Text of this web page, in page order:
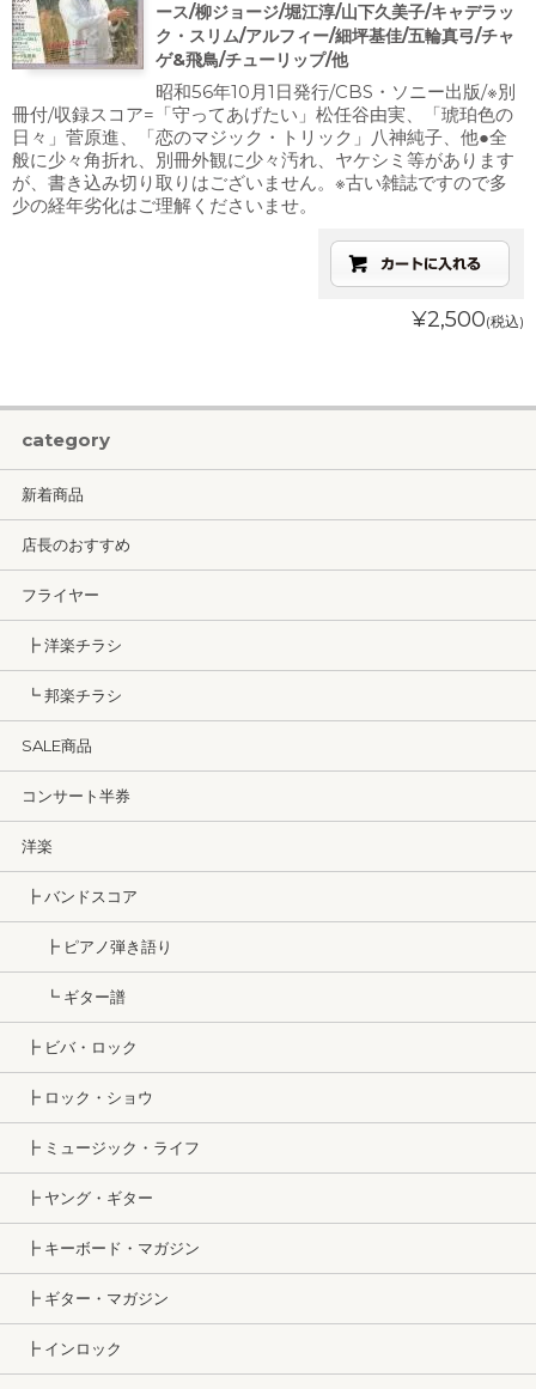
ース/柳ジョージ/堀江淳/山下久美子/キャデラッ
ク・スリム/アルフィー/細坪基佳/五輪真弓/チャ
ゲ&飛鳥/チューリップ/他
昭和56年10月1日発行/CBS・ソニー出版/※別
冊付/収録スコア=「守ってあげたい」松任谷由実、「琥珀色の
日々」菅原進、「恋のマジック・トリック」八神純子、他●全
般に少々角折れ、別冊外観に少々汚れ、ヤケシミ等があります
が、書き込み切り取りはございません。※古い雑誌ですので多
少の経年劣化はご理解くださいませ。
¥2,500(税込)
category
新着商品
店長のおすすめ
フライヤー
┣ 洋楽チラシ
┗ 邦楽チラシ
SALE商品
コンサート半券
洋楽
┣ バンドスコア
┣ ピアノ弾き語り
┗ ギター譜
┣ ビバ・ロック
┣ ロック・ショウ
┣ ミュージック・ライフ
┣ ヤング・ギター
┣ キーボード・マガジン
┣ ギター・マガジン
┣ インロック